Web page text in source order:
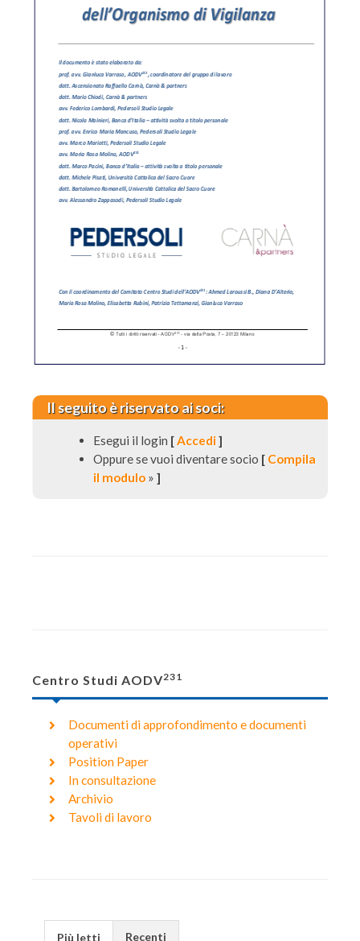
Il seguito è riservato ai soci:
Esegui il login [Accedi]
Oppure se vuoi diventare socio [ Compila
il modulo » ]
Centro Studi AODV231
Documenti di approfondimento e documenti
operativi
Position Paper
In consultazione
Archivio
Tavoli di lavoro
Più letti Recenti